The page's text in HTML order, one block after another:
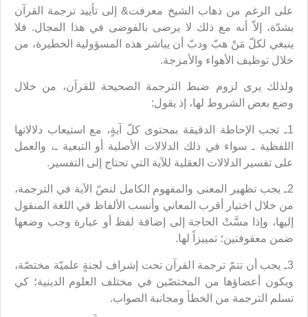
على الرغم من ذهاب الشيخ معرفت& إلى تأييد ترجمة القرآن
بشدّة، إلاّ أنه مع ذلك لا يرضى بالفوضى في هذا المجال. فلا
ينبغي لكلّ مَنْ هبّ ودبّ أن يباشر هذه المسؤولية الخطيرة، من
خلال توظيف الأهواء والأمزجة.
ولذلك يرى لزوم ضبط الترجمة الصحيحة للقرآن، من خلال
وضع بعض الشروط لها، إذ يقول:
1ـ تجب الإحاطة الدقيقة بمحتوى كلّ آيةٍ، مع استيعاب دلالاتها
اللفظية ـ سواء في ذلك الدلالات الأصلية أو التبعية ـ، والعمل
على تفسير الدلالات العقلية للآية التي تحتاج إلى التفسير.
2ـ يجب تظهير المعنى والمفهوم الكامل لنصّ الآية في الترجمة،
من خلال اختيار أقرب المعاني وأنسب الألفاظ في اللغة المنقول
إليها، وإذا مسَّتْ الحاجة إلى إضافة لفظ أو عبارة وجب وضعها
ضمن معقوفتين؛ تمييزاً لها.
3ـ يجب أن تتمّ ترجمة القرآن تحت إشراف لجنةٍ علميّة مختصّة،
ويكون أعضاؤها من المختصّين في مختلف العلوم الدينية؛ كي
تسلم الترجمة من الخطأ ومجانبة الصواب.